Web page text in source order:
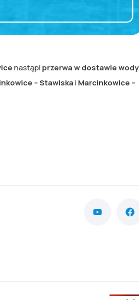
nastąpiprzerwa w dostawie wody
– StawiskaiMarcinkowice –